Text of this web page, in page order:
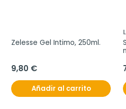
Zelesse Gel Intimo, 250ml.
9,80 €
Añadir al carrito